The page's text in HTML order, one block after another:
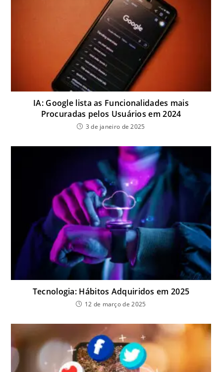
IA: Google lista as Funcionalidades mais
Procuradas pelos Usuários em 2024
3 de janeiro de 2025
Tecnologia: Hábitos Adquiridos em 2025
12 de março de 2025